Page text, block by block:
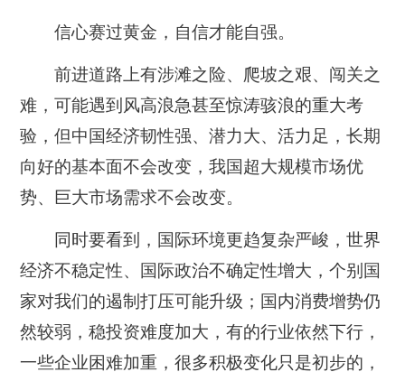
信心赛过黄金，自信才能自强。
前进道路上有涉滩之险、爬坡之艰、闯关之
难，可能遇到风高浪急甚至惊涛骇浪的重大考
验，但中国经济韧性强、潜力大、活力足，长期
向好的基本面不会改变，我国超大规模市场优
势、巨大市场需求不会改变。
同时要看到，国际环境更趋复杂严峻，世界
经济不稳定性、国际政治不确定性增大，个别国
家对我们的遏制打压可能升级；国内消费增势仍
然较弱，稳投资难度加大，有的行业依然下行，
一些企业困难加重，很多积极变化只是初步的，